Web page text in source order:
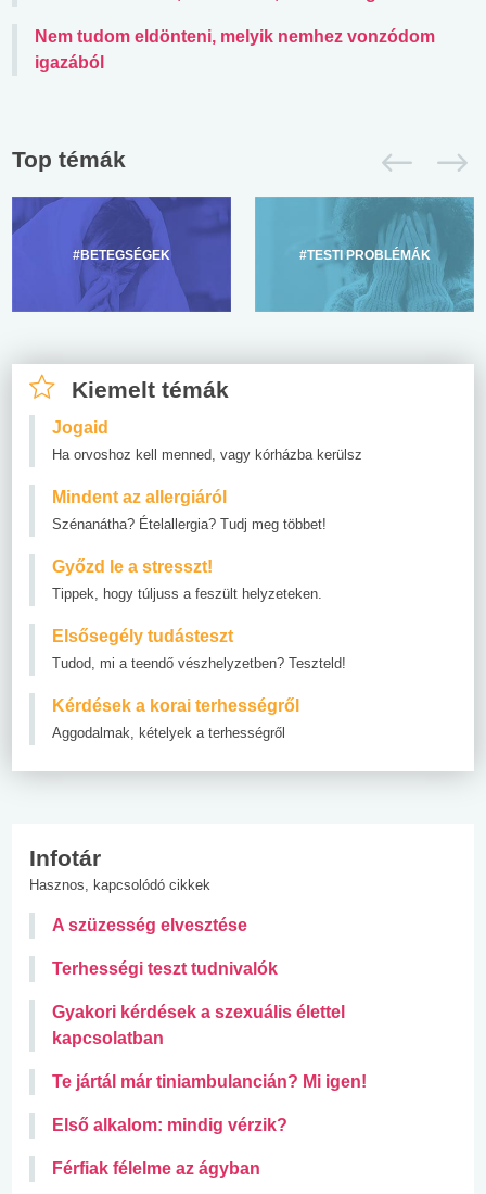
Nem tudom eldönteni, melyik nemhez vonzódom
igazából
Top témák
#BETEGSÉGEK #TESTI PROBLÉMÁK
Kiemelt témák
Jogaid
Ha orvoshoz kell menned, vagy kórházba kerülsz
Mindent az allergiáról
Szénanátha? Ételallergia? Tudj meg többet!
Győzd le a stresszt!
Tippek, hogy túljuss a feszült helyzeteken.
Elsősegély tudásteszt
Tudod, mi a teendő vészhelyzetben? Teszteld!
Kérdések a korai terhességről
Aggodalmak, kételyek a terhességről
Infotár
Hasznos, kapcsolódó cikkek
A szüzesség elvesztése
Terhességi teszt tudnivalók
Gyakori kérdések a szexuális élettel
kapcsolatban
Te jártál már tiniambulancián? Mi igen!
Első alkalom: mindig vérzik?
Férfiak félelme az ágyban